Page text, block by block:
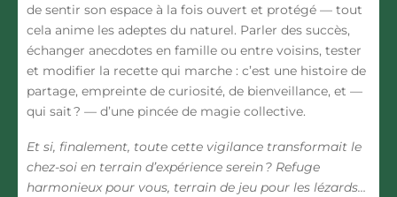
de sentir son espace à la fois ouvert et protégé — tout
cela anime les adeptes du naturel. Parler des succès,
échanger anecdotes en famille ou entre voisins, tester
et modifier la recette qui marche : c’est une histoire de
partage, empreinte de curiosité, de bienveillance, et —
qui sait ? — d’une pincée de magie collective.
Et si, finalement, toute cette vigilance transformait le
chez-soi en terrain d’expérience serein ? Refuge
harmonieux pour vous, terrain de jeu pour les lézards…